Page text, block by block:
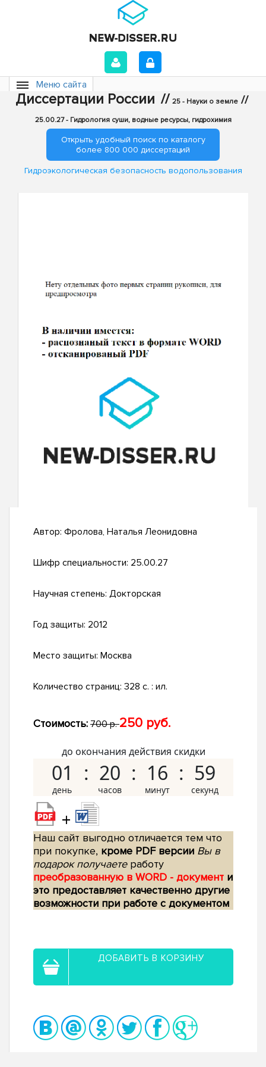
Меню сайта
Диссертации России // 25 - Науки о земле //
25.00.27 - Гидрология суши, водные ресурсы, гидрохимия
Открыть удобный поиск по каталогу
более 800 000 диссертаций
Гидроэкологическая безопасность водопользования
Автор: Фролова, Наталья Леонидовна
Шифр специальности: 25.00.27
Научная степень: Докторская
Год защиты: 2012
Место защиты: Москва
Количество страниц: 328 с. : ил.
Стоимость: 700 р.250 руб.
до окончания действия скидки
01 20 16 58
+
Наш сайт выгодно отличается тем что
при покупке, кроме PDF версии Вы в
подарок получаетеработу
преобразованную в WORD - документ и
это предоставляет качественно другие
возможности при работе с документом
ДОБАВИТЬ В КОРЗИНУ